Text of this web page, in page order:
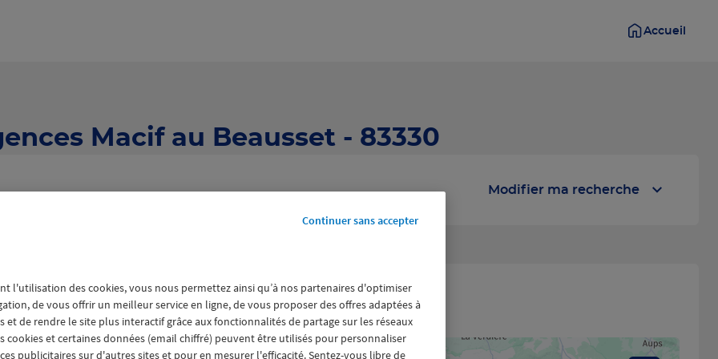
Accueil
Macif au Beausset - 83330
Modifier ma recherche
6 agences Macif au Beausset
l'utilisation des cookies, vous nous permettez ainsi qu’à nos partenaires d'optimiser
de vous offrir un meilleur service en ligne, de vous proposer des offres adaptées à
et de rendre le site plus interactif grâce aux fonctionnalités de partage sur les réseaux
cookies et certaines données (email chiffré) peuvent être utilisés pour personnaliser
publicitaires sur d'autres sites et pour en mesurer l'efficacité. Sentez-vous libre de
Continuer sans accepter